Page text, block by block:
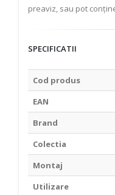
preaviz, sau pot
SPECIFICATII
Cod produs
EAN
Brand
Colectia
Montaj
Utilizare